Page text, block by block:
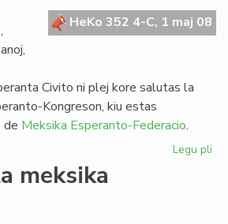
HeKo 352 4-C, 1 maj 08
Civito ni plej kore salutas la
Kongreson, kiu estas
de Meksika Esperanto-Federacio.
Legu pli
meksika